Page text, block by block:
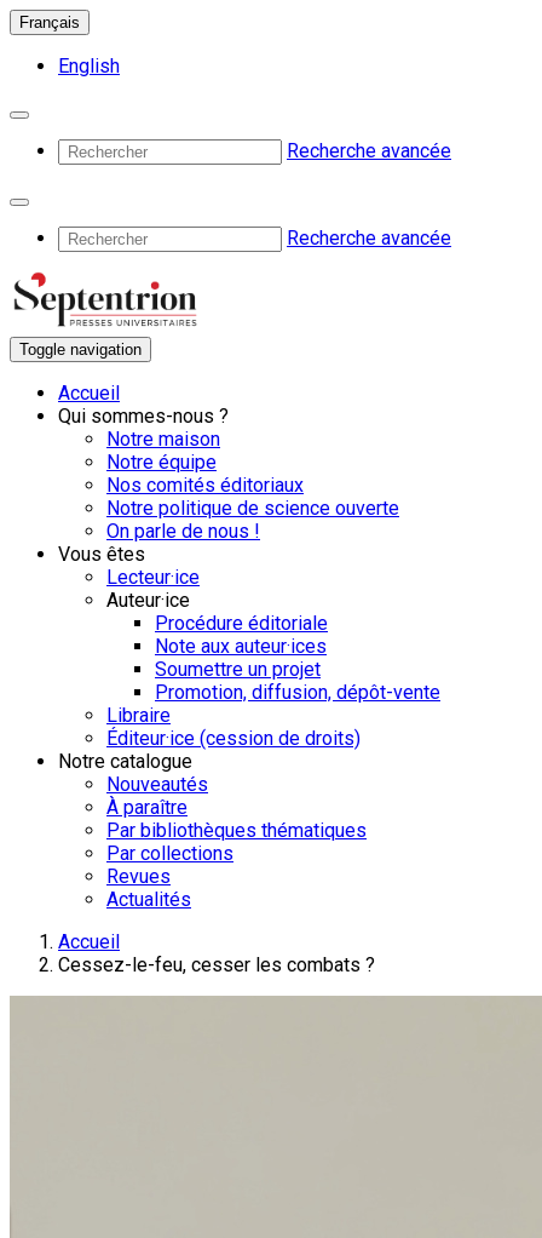
Français
English
Recherche avancée
Recherche avancée
Toggle navigation
Accueil
Qui sommes-nous ?
Notre maison
Notre équipe
Nos comités éditoriaux
Notre politique de science ouverte
On parle de nous !
Vous êtes
Lecteur·ice
Auteur·ice
Procédure éditoriale
Note aux auteur·ices
Soumettre un projet
Promotion, diffusion, dépôt-vente
Libraire
Éditeur·ice (cession de droits)
Notre catalogue
Nouveautés
À paraître
Par bibliothèques thématiques
Par collections
Revues
Actualités
Accueil
Cessez-le-feu, cesser les combats ?